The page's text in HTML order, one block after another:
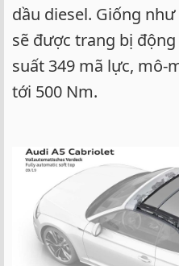
dầu diesel. Giống
sẽ được trang bị động
suất 349 mã lực, mô-
tới 500 Nm.